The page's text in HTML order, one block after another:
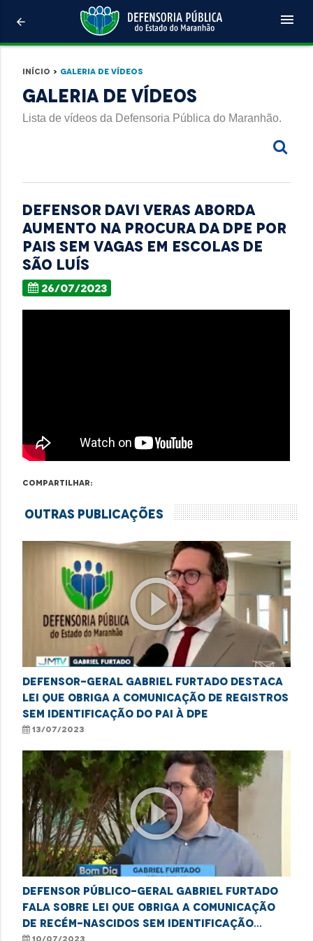
arrow_back menu
Início > Galeria de Vídeos
Galeria de Vídeos
Lista de vídeos da Defensoria Pública do Maranhão.
Defensor Davi Veras aborda
aumento na procura da DPE por
pais sem vagas em escolas de
São Luís
26/07/2023
Compartilhar:
Outras Publicações
play_circle_outline
Defensor-Geral Gabriel Furtado destaca
lei que obriga a comunicação de registros
sem identificação do pai à DPE
13/07/2023
play_circle_outline
Defensor Público-Geral Gabriel Furtado
fala sobre lei que obriga a comunicação
de recém-nascidos sem identificação